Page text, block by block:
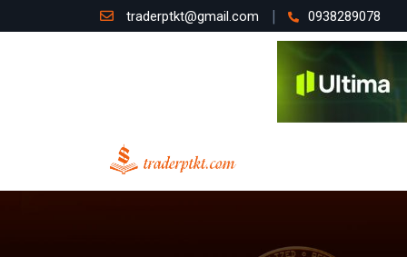
traderptkt@gmail.com 0938289078